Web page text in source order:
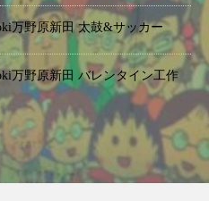
万野原新田 太鼓&サッカー
万野原新田 バレンタイン工作